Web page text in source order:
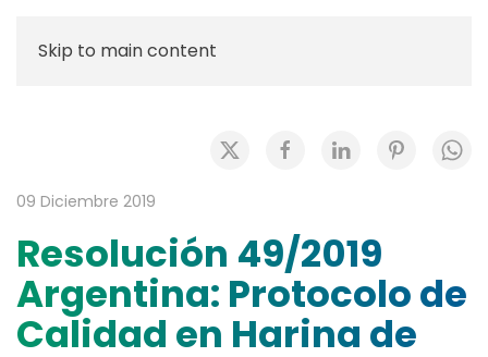
Skip to main content
09 Diciembre 2019
Resolución 49/2019
Argentina: Protocolo de
Calidad en Harina de